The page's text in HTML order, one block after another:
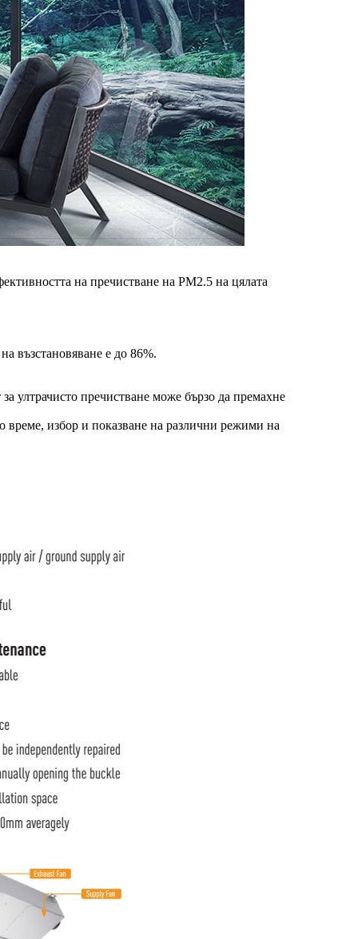
на пречистване на PM2.5 на цялата
възстановяване е до 86%.
ултрачисто пречистване може бързо да премахне
време, избор и показване на различни режими на